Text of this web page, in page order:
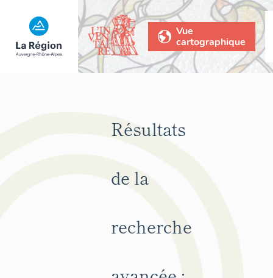
Vue
cartographique
Résultats
de la
recherche